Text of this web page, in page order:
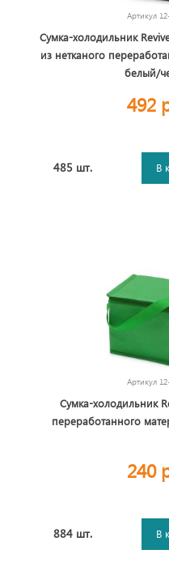
Артикул
Сумка-холодильник
из нетканого
белый/
492
485 шт. В
Артикул
Сумка-холодильник
переработанного
240
884 шт. В